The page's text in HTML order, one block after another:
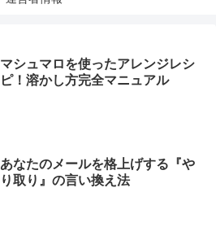
マシュマロを使ったアレンジレシ
ピ！溶かし方完全マニュアル
あなたのメールを格上げする『や
り取り』の言い換え法